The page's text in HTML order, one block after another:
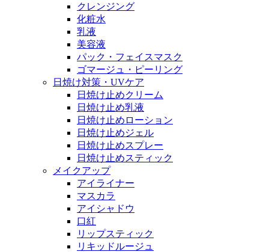
クレンジング
化粧水
乳液
美容液
パック・フェイスマスク
ゴマージュ・ピーリング
日焼け対策・UVケア
日焼け止めクリーム
日焼け止め乳液
日焼け止めローション
日焼け止めジェル
日焼け止めスプレー
日焼け止めスティック
メイクアップ
アイライナー
マスカラ
アイシャドウ
口紅
リップスティック
リキッドルージュ